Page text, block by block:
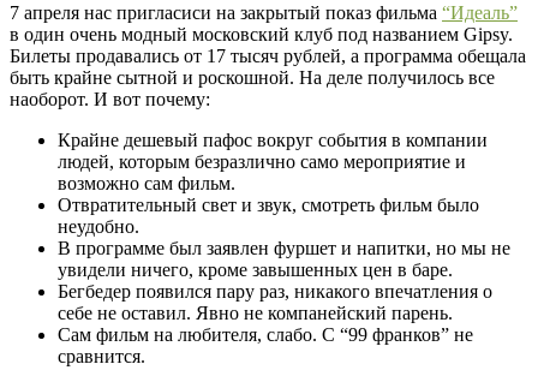
7 апреля нас пригласиси на закрытый показ фильма “Идеаль”
в один очень модный московский клуб под названием Gipsy.
Билеты продавались от 17 тысяч рублей, а программа обещала
быть крайне сытной и роскошной. На деле получилось все
наоборот. И вот почему:
Крайне дешевый пафос вокруг события в компании
людей, которым безразлично само мероприятие и
возможно сам фильм.
Отвратительный свет и звук, смотреть фильм было
неудобно.
В программе был заявлен фуршет и напитки, но мы не
увидели ничего, кроме завышенных цен в баре.
Бегбедер появился пару раз, никакого впечатления о
себе не оставил. Явно не компанейский парень.
Сам фильм на любителя, слабо. С “99 франков” не
сравнится.